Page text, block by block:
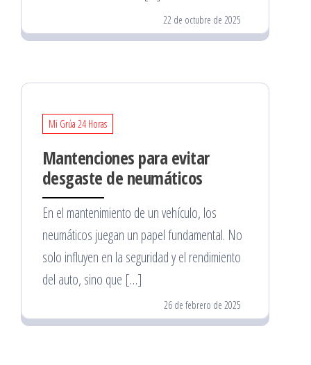
22 de octubre de 2025
Mi Grúa 24 Horas
Mantenciones para evitar
desgaste de neumáticos
En el mantenimiento de un vehículo, los
neumáticos juegan un papel fundamental. No
solo influyen en la seguridad y el rendimiento
del auto, sino que […]
26 de febrero de 2025